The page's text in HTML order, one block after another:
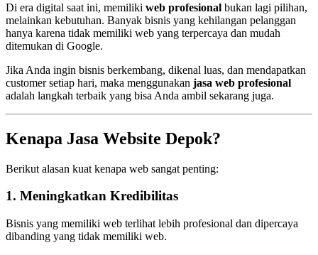
Di era digital saat ini, memiliki web profesional bukan lagi pilihan,
melainkan kebutuhan. Banyak bisnis yang kehilangan pelanggan
hanya karena tidak memiliki web yang terpercaya dan mudah
ditemukan di Google.
Jika Anda ingin bisnis berkembang, dikenal luas, dan mendapatkan
customer setiap hari, maka menggunakan jasa web profesional
adalah langkah terbaik yang bisa Anda ambil sekarang juga.
Kenapa Jasa Website Depok?
Berikut alasan kuat kenapa web sangat penting:
1. Meningkatkan Kredibilitas
Bisnis yang memiliki web terlihat lebih profesional dan dipercaya
dibanding yang tidak memiliki web.